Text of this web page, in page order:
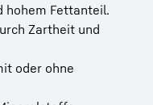
hohem Fettanteil.
Zartheit und
oder ohne